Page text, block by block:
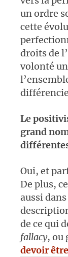
un ordre
cette
droits de
volonté
Le
grand
Oui, et
De plus,
aussi
de ce qui
fallacy, ou
devoir